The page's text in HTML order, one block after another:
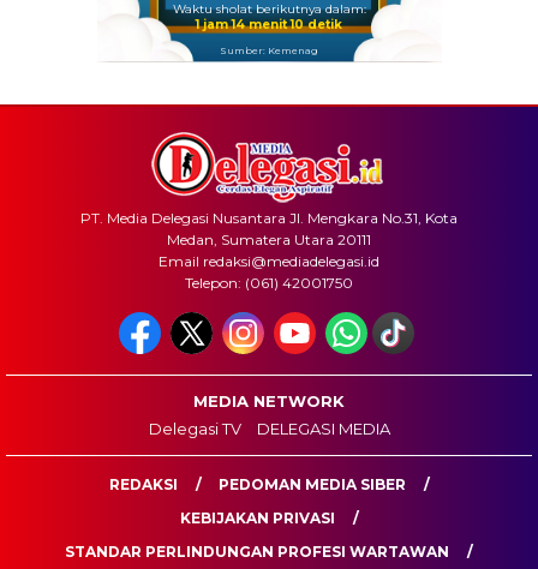
Waktu sholat berikutnya dalam:
1 jam 14 menit 10 detik
Sumber: Kemenag
PT. Media Delegasi Nusantara Jl. Mengkara No.31, Kota
Medan, Sumatera Utara 20111
Email redaksi@mediadelegasi.id
Telepon: (061) 42001750
MEDIA NETWORK
Delegasi TV
DELEGASI MEDIA
REDAKSI
PEDOMAN MEDIA SIBER
KEBIJAKAN PRIVASI
STANDAR PERLINDUNGAN PROFESI WARTAWAN